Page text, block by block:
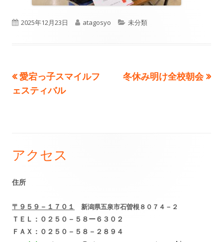
公
2025年12月23日
作
atagosyo
カ
リ
未分類
投
ゲ
ー
シ
ョ
前
の
愛宕っ子スマイルフ
ェスティバル
次
冬休み明け全校朝会
メ
イ
サ
アクセス
住所
〒９５９－１７０１ 新潟県五泉市石曽根８０７４－２
ＴＥＬ：０２５０－５８ー６３０２
ＦＡＸ：０２５０－５８－２８９４